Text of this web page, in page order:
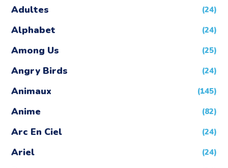
Adultes (24)
Alphabet (24)
Among Us (25)
Angry Birds (24)
Animaux (145)
Anime (82)
Arc En Ciel (24)
Ariel (24)